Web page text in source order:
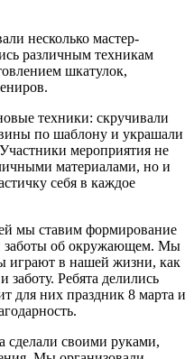
несколько мастер-
различным техникам
шкатулок,
техники: скручивали
по шаблону и украшали
мероприятия не
материалами, но и
себя в каждое
мы ставим формирование
заботы об окружающем. Мы
играют в нашей жизни, как
заботу. Ребята делились
для них праздник 8 марта и
сделали своими руками,